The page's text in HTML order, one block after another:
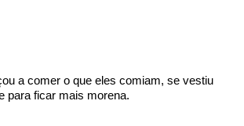
a comer o que eles comiam, se vestiu
para ficar mais morena.